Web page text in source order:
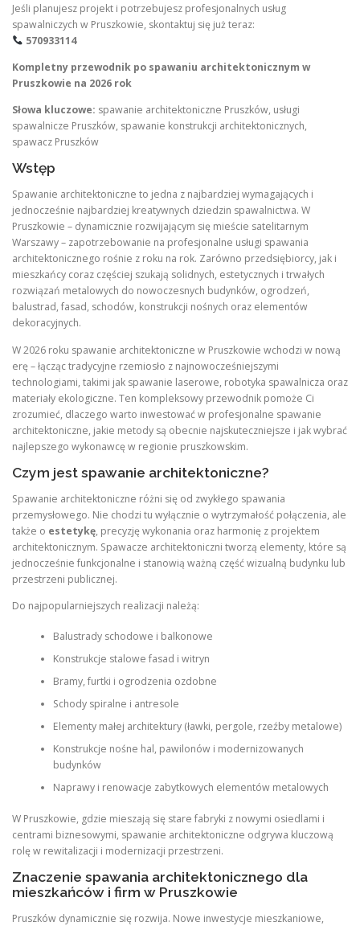
Jeśli planujesz projekt i potrzebujesz profesjonalnych usług
spawalniczych w Pruszkowie, skontaktuj się już teraz:
570933114
Kompletny przewodnik po spawaniu architektonicznym w
Pruszkowie na 2026 rok
Słowa kluczowe: spawanie architektoniczne Pruszków, usługi
spawalnicze Pruszków, spawanie konstrukcji architektonicznych,
spawacz Pruszków
Wstęp
Spawanie architektoniczne to jedna z najbardziej wymagających i
jednocześnie najbardziej kreatywnych dziedzin spawalnictwa. W
Pruszkowie – dynamicznie rozwijającym się mieście satelitarnym
Warszawy – zapotrzebowanie na profesjonalne usługi spawania
architektonicznego rośnie z roku na rok. Zarówno przedsiębiorcy, jak i
mieszkańcy coraz częściej szukają solidnych, estetycznych i trwałych
rozwiązań metalowych do nowoczesnych budynków, ogrodzeń,
balustrad, fasad, schodów, konstrukcji nośnych oraz elementów
dekoracyjnych.
W 2026 roku spawanie architektoniczne w Pruszkowie wchodzi w nową
erę – łącząc tradycyjne rzemiosło z najnowocześniejszymi
technologiami, takimi jak spawanie laserowe, robotyka spawalnicza oraz
materiały ekologiczne. Ten kompleksowy przewodnik pomoże Ci
zrozumieć, dlaczego warto inwestować w profesjonalne spawanie
architektoniczne, jakie metody są obecnie najskuteczniejsze i jak wybrać
najlepszego wykonawcę w regionie pruszkowskim.
Czym jest spawanie architektoniczne?
Spawanie architektoniczne różni się od zwykłego spawania
przemysłowego. Nie chodzi tu wyłącznie o wytrzymałość połączenia, ale
także o estetykę, precyzję wykonania oraz harmonię z projektem
architektonicznym. Spawacze architektoniczni tworzą elementy, które są
jednocześnie funkcjonalne i stanowią ważną część wizualną budynku lub
przestrzeni publicznej.
Do najpopularniejszych realizacji należą:
Balustrady schodowe i balkonowe
Konstrukcje stalowe fasad i witryn
Bramy, furtki i ogrodzenia ozdobne
Schody spiralne i antresole
Elementy małej architektury (ławki, pergole, rzeźby metalowe)
Konstrukcje nośne hal, pawilonów i modernizowanych
budynków
Naprawy i renowacje zabytkowych elementów metalowych
W Pruszkowie, gdzie mieszają się stare fabryki z nowymi osiedlami i
centrami biznesowymi, spawanie architektoniczne odgrywa kluczową
rolę w rewitalizacji i modernizacji przestrzeni.
Znaczenie spawania architektonicznego dla
mieszkańców i firm w Pruszkowie
Pruszków dynamicznie się rozwija. Nowe inwestycje mieszkaniowe,